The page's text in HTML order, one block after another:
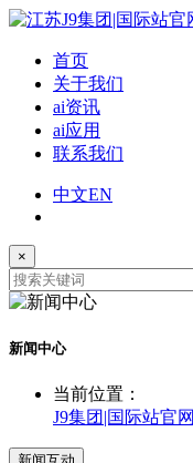
首页
关于我们
ai资讯
ai应用
联系我们
中文EN
×
新闻中心
当前位置：
J9集团|国际站官网